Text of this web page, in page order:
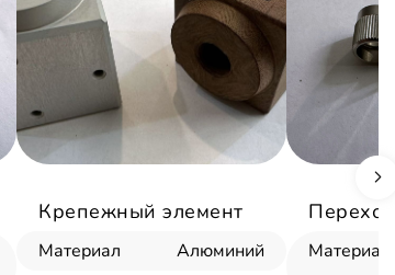
Крепежный элемент
Материал
Алюминий
Материал